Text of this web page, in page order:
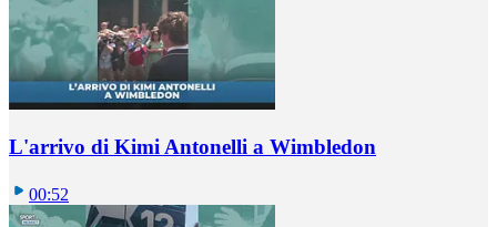
L'arrivo di Kimi Antonelli a Wimbledon
00:52